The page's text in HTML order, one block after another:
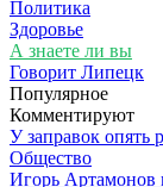
Политика
Здоровье
А знаете ли вы
Говорит Липецк
Популярное
Комментируют
У заправок опять
Общество
Игорь Артамонов